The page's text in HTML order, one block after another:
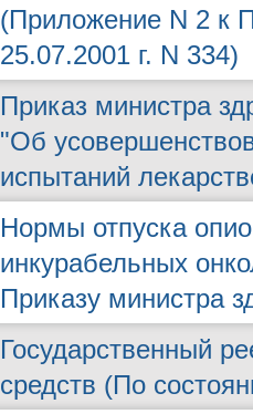
(Приложение N 2 к
25.07.2001 г. N 334)
Приказ министра
"Об
испытаний
Нормы отпуска
инкурабельных
Приказу министра
Государственный
средств (По